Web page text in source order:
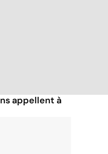
appellent à